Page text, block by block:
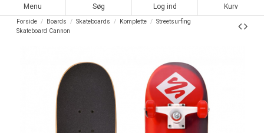
Menu Søg Log ind Kurv
Forside Boards Skateboards Komplette
Streetsurfing
Skateboard Cannon